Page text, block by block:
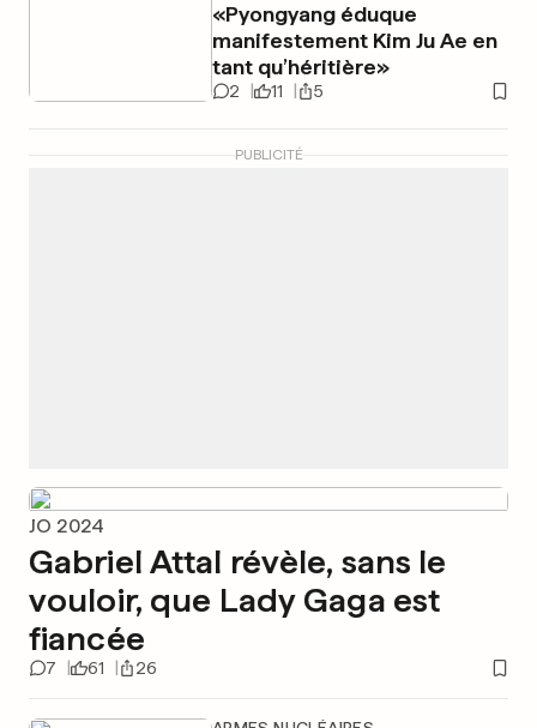
«Pyongyang éduque
manifestement Kim Ju Ae en
tant qu’héritière»
2 11 5
PUBLICITÉ
JO 2024
Gabriel Attal révèle, sans le
vouloir, que Lady Gaga est
fiancée
7 61 26